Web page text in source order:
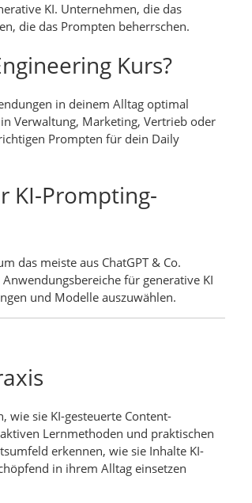
KI. Unternehmen, die das
die das Prompten beherrschen.
Kurs?
in deinem Alltag optimal
Verwaltung, Marketing, Vertrieb oder
Prompten für dein Daily
KI-Prompting-
das meiste aus ChatGPT & Co.
für generative KI
und Modelle auszuwählen.
wie sie KI-gesteuerte Content-
Lernmethoden und praktischen
erkennen, wie sie Inhalte KI-
in ihrem Alltag einsetzen